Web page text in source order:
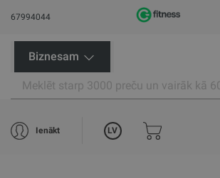
67994044
Biznesam
Ienākt LV